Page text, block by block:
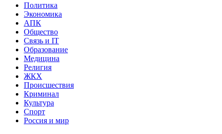
Политика
Экономика
АПК
Общество
Связь и IT
Образование
Медицина
Религия
ЖКХ
Происшествия
Криминал
Культура
Спорт
Россия и мир